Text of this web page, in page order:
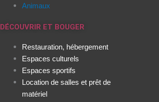
Animaux
DÉCOUVRIR ET BOUGER
Restauration, hébergement
Espaces culturels
Espaces sportifs
Location de salles et prêt de
matériel